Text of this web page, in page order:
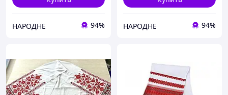
НАРОДНЕ 94% НАРОДНЕ 94%